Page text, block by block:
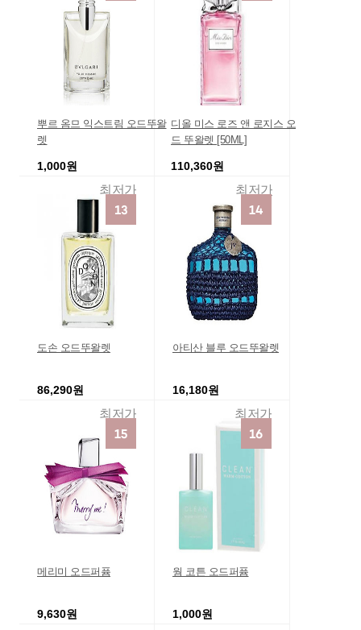
뿌르 옴므 익스트림 오드뚜왈
렛
1,000원
최저가
디올 미스 로즈 앤 로지스 오
드 뚜왈렛 [50ML]
110,360원
최저가
도손 오드뚜왈렛
86,290원
최저가
아티산 블루 오드뚜왈렛
16,180원
최저가
메리미 오드퍼퓸
9,630원
웜 코튼 오드퍼퓸
1,000원